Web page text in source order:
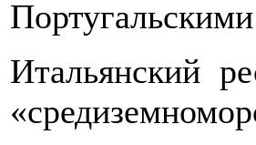
Итальянский